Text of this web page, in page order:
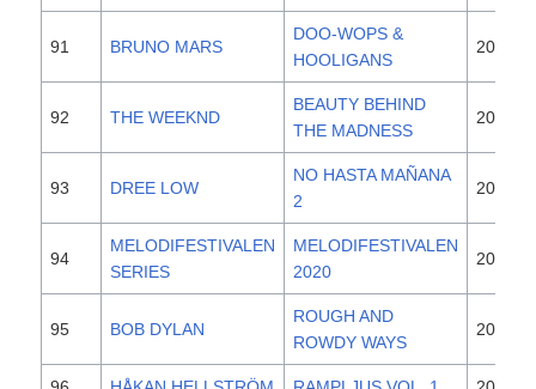
91 BRUNO MARS
DOO-WOPS &
HOOLIGANS
2010
92 THE WEEKND
BEAUTY BEHIND
THE MADNESS
2015
93 DREE LOW
NO HASTA MAÑANA
2
2019
94
MELODIFESTIVALEN
SERIES
MELODIFESTIVALEN
2020
2020
95 BOB DYLAN
ROUGH AND
ROWDY WAYS
2020